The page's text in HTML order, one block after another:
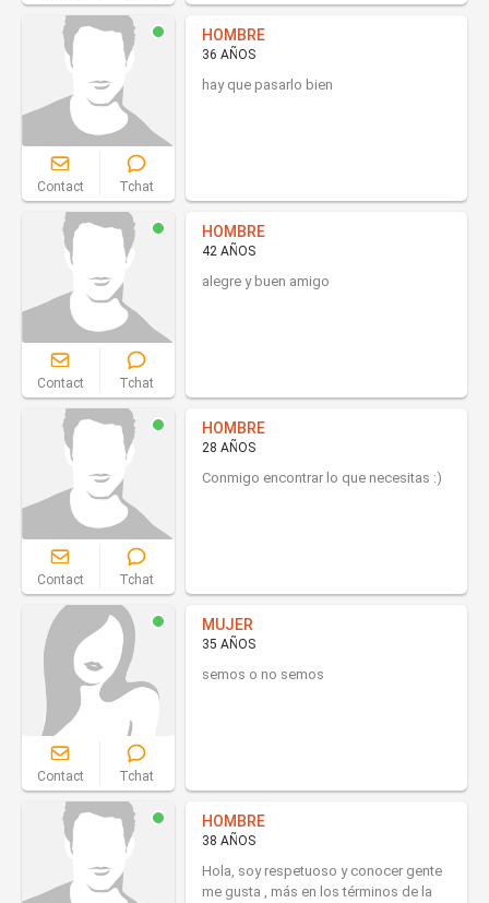
Contact Tchat
HOMBRE
36 AÑOS
hay que pasarlo bien
Contact Tchat
HOMBRE
42 AÑOS
alegre y buen amigo
Contact Tchat
HOMBRE
28 AÑOS
Conmigo encontrar lo que necesitas :)
Contact Tchat
MUJER
35 AÑOS
semos o no semos
HOMBRE
38 AÑOS
Hola, soy respetuoso y conocer gente
me gusta , más en los términos de la